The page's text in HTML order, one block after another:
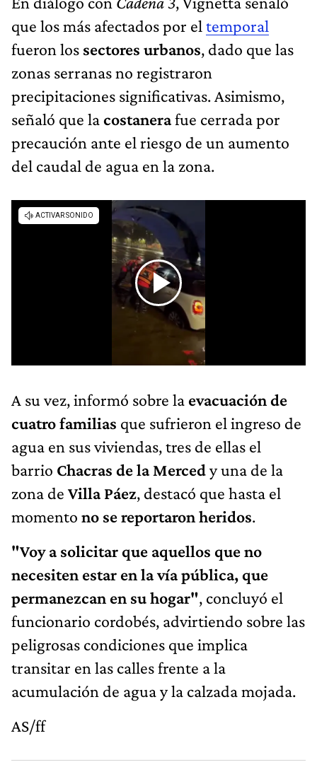
que los más afectados por el temporal
fueron los sectores urbanos, dado que las
zonas serranas no registraron
precipitaciones significativas. Asimismo,
señaló que lacostanerafue cerrada por
precaución ante el riesgo de un aumento
del caudal de agua en la zona.
A su vez, informó sobre la evacuación de
cuatro familias que sufrieron el ingreso de
agua en sus viviendas, tres de ellas el
barrio Chacras de la Mercedy una de la
zona de Villa Páez, destacó que hasta el
momento no se reportaron heridos.
"Voy a solicitar que aquellos que no
necesiten estar en la vía pública, que
permanezcan en su hogar", concluyó el
funcionario cordobés, advirtiendo sobre las
peligrosas condiciones que implica
transitar en las calles frente a la
acumulación de agua y la calzada mojada.
AS/ff